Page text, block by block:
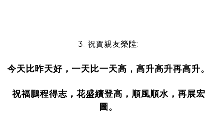
3. 祝賀親友榮陞:
今天比昨天好，一天比一天高，高升高升再高升。
祝福鵬程得志，花盛續登高，順風順水，再展宏
圖。